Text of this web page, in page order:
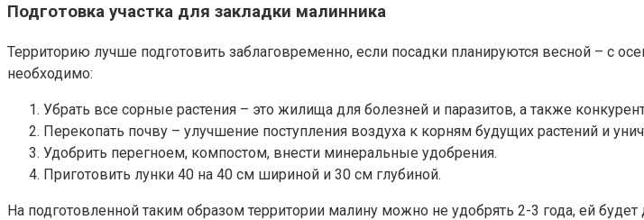
Подготовка участка для закладки малинника
Территорию лучше подготовить заблаговременно, если посадки планируются весной – с
необходимо:
Убрать все сорные растения – это жилища для болезней и паразитов, а также
Перекопать почву – улучшение поступления воздуха к корням будущих растений и
Удобрить перегноем, компостом, внести минеральные удобрения.
Приготовить лунки 40 на 40 см шириной и 30 см глубиной.
На подготовленной таким образом территории малину можно не удобрять 2-3 года, ей